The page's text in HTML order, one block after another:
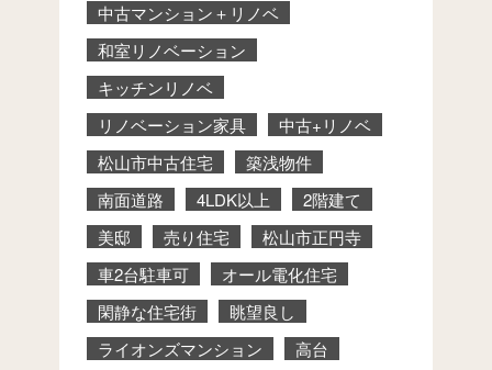
中古マンション＋リノベ
和室リノベーション
キッチンリノベ
リノベーション家具
中古+リノベ
松山市中古住宅
築浅物件
南面道路
4LDK以上
2階建て
美邸
売り住宅
松山市正円寺
車2台駐車可
オール電化住宅
閑静な住宅街
眺望良し
ライオンズマンション
高台